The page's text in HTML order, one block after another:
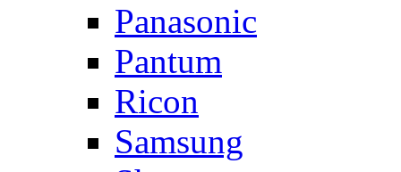
Panasonic
Pantum
Ricon
Samsung